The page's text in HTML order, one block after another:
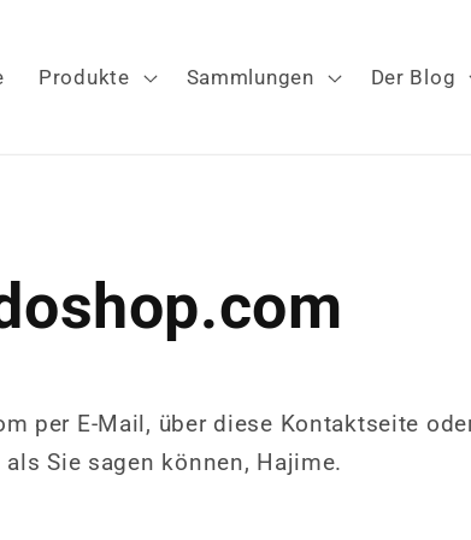
Produkte Sammlungen Der Blog
per E-Mail, über diese Kontaktseite
Sie sagen können, Hajime.